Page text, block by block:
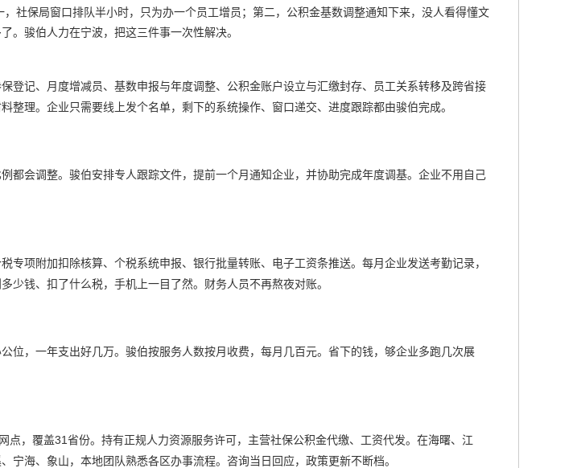
社保局窗口排队半小时，只为办一个员工增员；第二，公积金基数调整通知下来，没人看得懂文
。骏伯人力在宁波，把这三件事一次性解决。
登记、月度增减员、基数申报与年度调整、公积金账户设立与汇缴封存、员工关系转移及跨省接
整理。企业只需要线上发个名单，剩下的系统操作、窗口递交、进度跟踪都由骏伯完成。
都会调整。骏伯安排专人跟踪文件，提前一个月通知企业，并协助完成年度调基。企业不用自己
专项附加扣除核算、个税系统申报、银行批量转账、电子工资条推送。每月企业发送考勤记录，
少钱、扣了什么税，手机上一目了然。财务人员不再熬夜对账。
位，一年支出好几万。骏伯按服务人数按月收费，每月几百元。省下的钱，够企业多跑几次展
点，覆盖31省份。持有正规人力资源服务许可，主营社保公积金代缴、工资代发。在海曙、江
宁海、象山，本地团队熟悉各区办事流程。咨询当日回应，政策更新不断档。